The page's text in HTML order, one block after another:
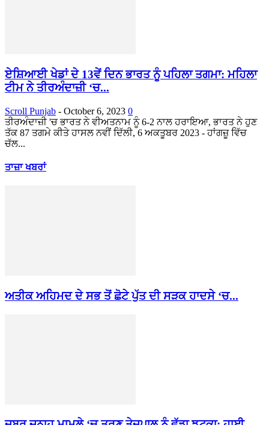
ਏਸ਼ਿਆਈ ਖੇਡਾਂ ਦੇ 13ਵੇਂ ਦਿਨ ਭਾਰਤ ਨੂੰ ਪਹਿਲਾ ਤਗਮਾ: ਮਹਿਲਾ
ਟੀਮ ਨੇ ਤੀਰਅੰਦਾਜ਼ੀ ‘ਚ...
Scroll Punjab - October 6, 2023 0
ਤੀਰਅੰਦਾਜ਼ੀ 'ਚ ਭਾਰਤ ਨੇ ਵੀਅਤਨਾਮ ਨੂੰ 6-2 ਨਾਲ ਹਰਾਇਆ, ਭਾਰਤ ਨੇ ਹੁਣ
ਤੱਕ 87 ਤਗਮੇ ਕੀਤੇ ਹਾਸਲ ਨਵੀਂ ਦਿੱਲੀ, 6 ਅਕਤੂਬਰ 2023 - ਹਾਂਗਜ਼ੂ ਵਿੱਚ
ਚੱਲ...
ਤਾਜ਼ਾ ਖਬਰਾਂ
ਅਤੀਕ ਅਹਿਮਦ ਦੇ ਸਭ ਤੋਂ ਛੋਟੇ ਪੁੱਤ ਦੀ ਸੜਕ ਹਾਦਸੇ ‘ਚ...